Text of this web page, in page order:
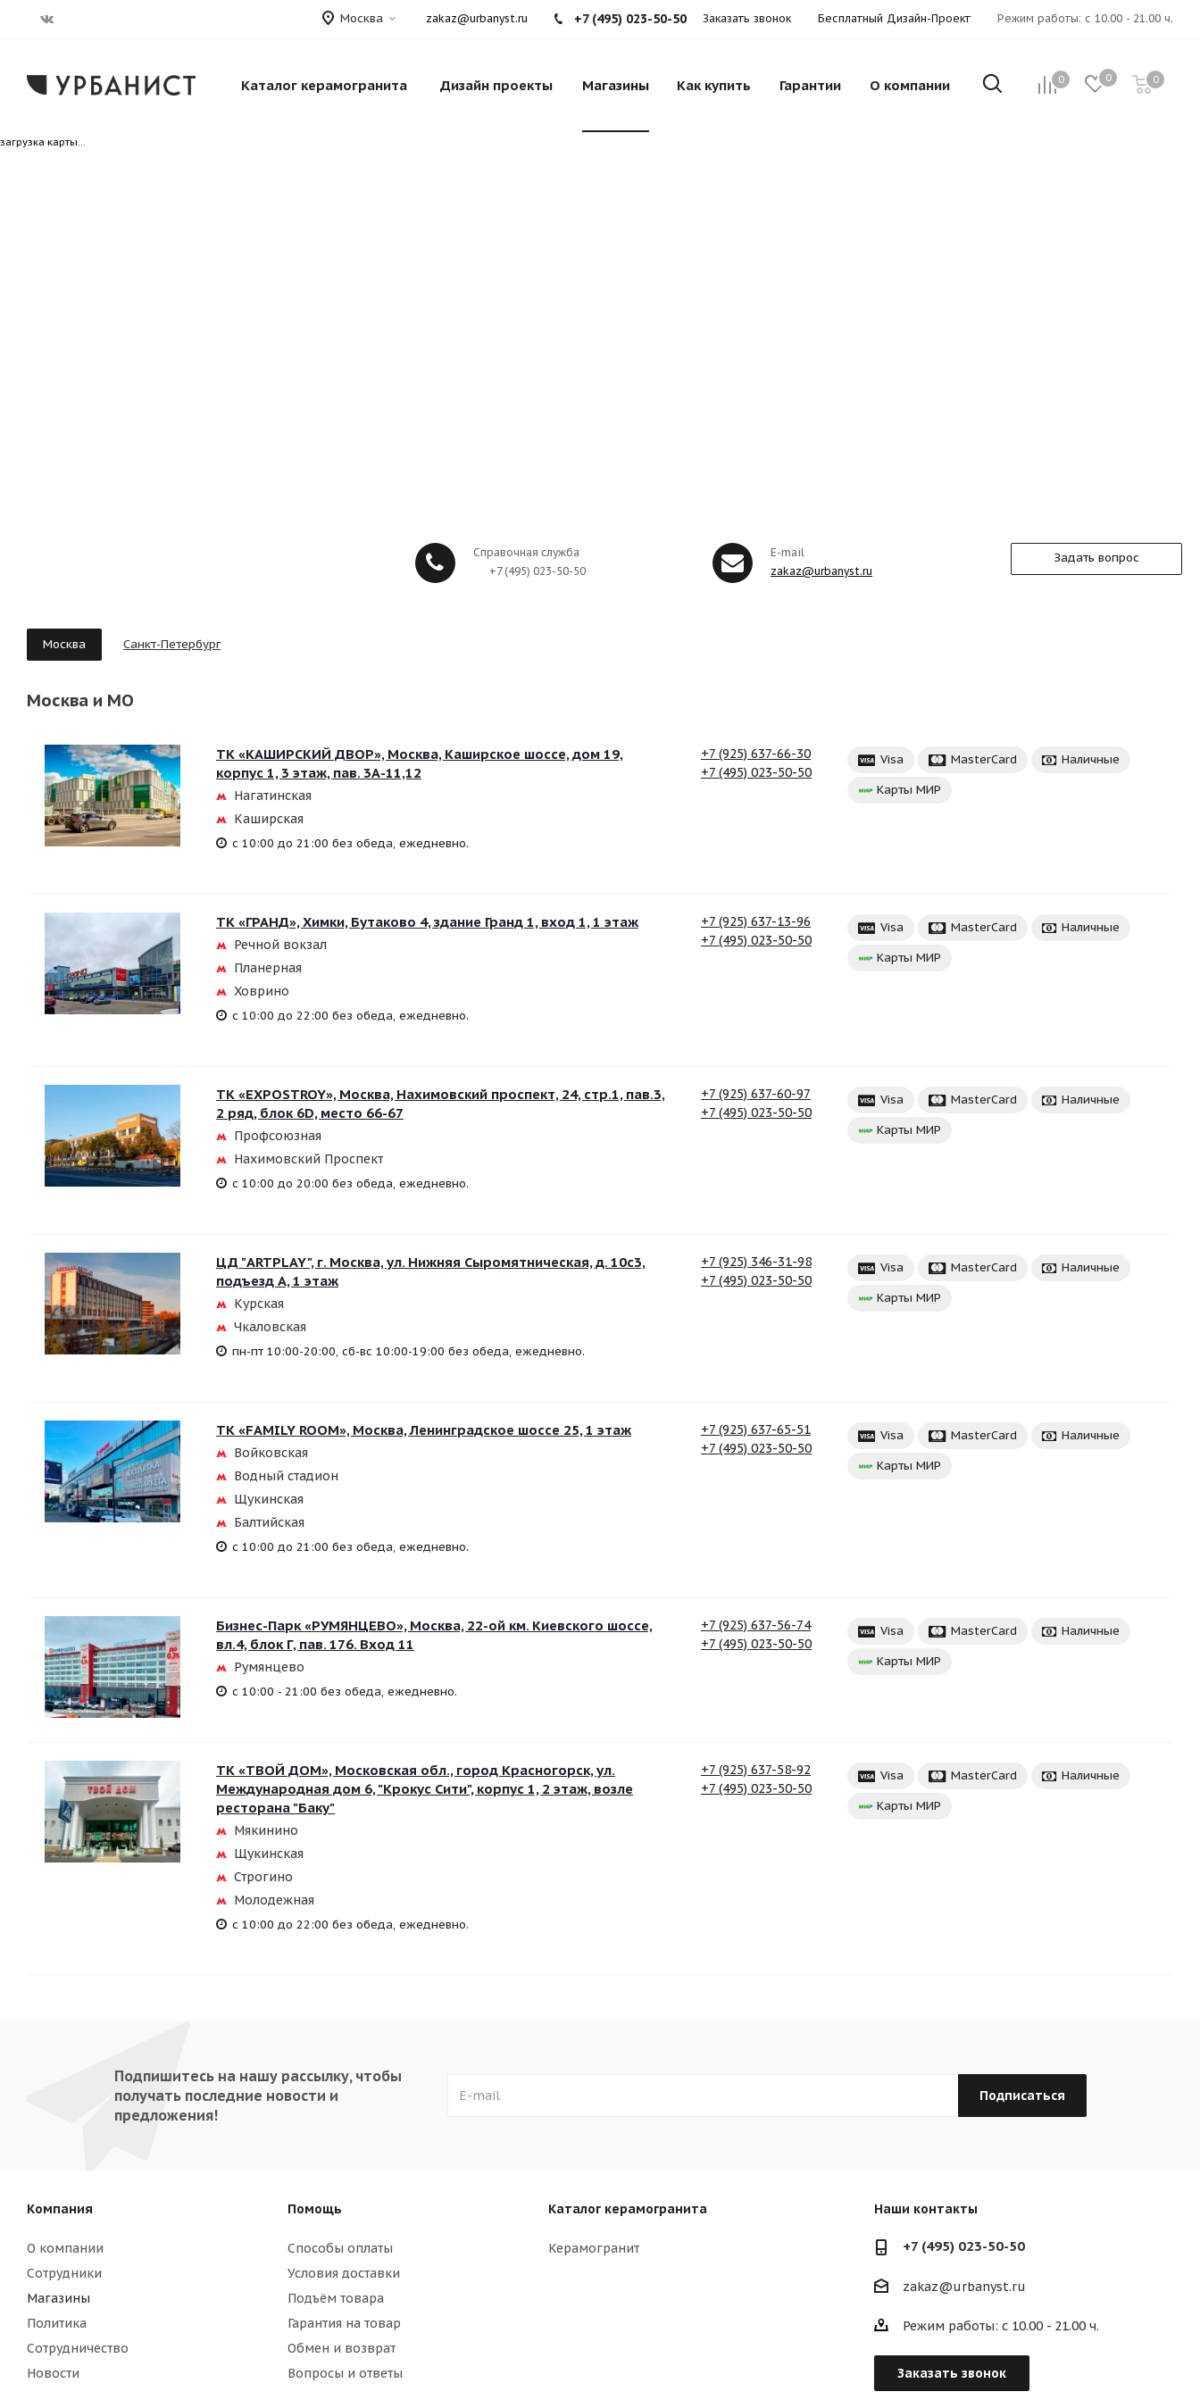
Режим работы: с 10.00 - 21.00 ч.
Бесплатный Дизайн-Проект
+7 (495) 023-50-50 Заказать звонок
Москва zakaz@urbanyst.ru
0 0 0
Каталог керамогранита Дизайн проекты Магазины Как купить Гарантии О компании
загрузка карты...
Справочная служба
+7 (495) 023-50-50
E-mail
zakaz@urbanyst.ru
Задать вопрос
Москва Санкт-Петербург
Москва и МО
ТК «КАШИРСКИЙ ДВОР», Москва, Каширское шоссе, дом 19,
корпус 1, 3 этаж, пав. 3А-11,12
Нагатинская
Каширская
с 10:00 до 21:00 без обеда, ежедневно.
+7 (925) 637-66-30
+7 (495) 023-50-50
Visa MasterCard
Наличные
Карты МИР
ТК «ГРАНД», Химки, Бутаково 4, здание Гранд 1, вход 1, 1 этаж
Речной вокзал
Планерная
Ховрино
с 10:00 до 22:00 без обеда, ежедневно.
+7 (925) 637-13-96
+7 (495) 023-50-50
Visa MasterCard
Наличные
Карты МИР
ТК «EXPOSTROY», Москва, Нахимовский проспект, 24, стр.1, пав.3,
2 ряд, блок 6D, место 66-67
Профсоюзная
Нахимовский Проспект
с 10:00 до 20:00 без обеда, ежедневно.
+7 (925) 637-60-97
+7 (495) 023-50-50
Visa MasterCard
Наличные
Карты МИР
ЦД "ARTPLAY", г. Москва, ул. Нижняя Сыромятническая, д. 10c3,
подъезд А, 1 этаж
Курская
Чкаловская
пн-пт 10:00-20:00, сб-вс 10:00-19:00 без обеда, ежедневно.
+7 (925) 346-31-98
+7 (495) 023-50-50
Visa MasterCard
Наличные
Карты МИР
ТК «FAMILY ROOM», Москва, Ленинградское шоссе 25, 1 этаж
Войковская
Водный стадион
Щукинская
Балтийская
с 10:00 до 21:00 без обеда, ежедневно.
+7 (925) 637-65-51
+7 (495) 023-50-50
Visa MasterCard
Наличные
Карты МИР
Бизнес-Парк «РУМЯНЦЕВО», Москва, 22-ой км. Киевского шоссе,
вл.4, блок Г, пав. 176. Вход 11
Румянцево
с 10:00 - 21:00 без обеда, ежедневно.
+7 (925) 637-56-74
+7 (495) 023-50-50
Visa MasterCard
Наличные
Карты МИР
ТK «ТВОЙ ДОМ», Московская обл., город Красногорск, ул.
Международная дом 6, "Крокус Сити", корпус 1, 2 этаж, возле
ресторана "Баку"
Мякинино
Щукинская
Строгино
Молодежная
с 10:00 до 22:00 без обеда, ежедневно.
+7 (925) 637-58-92
+7 (495) 023-50-50
Visa MasterCard
Наличные
Карты МИР
Подпишитесь на нашу рассылку, чтобы
получать последние новости и
предложения!
Компания
О компании
Сотрудники
Магазины
Политика
Сотрудничество
Новости
Помощь
Способы оплаты
Условия доставки
Подъём товара
Гарантия на товар
Обмен и возврат
Вопросы и ответы
Каталог керамогранита
Керамогранит
Наши контакты
+7 (495) 023-50-50
zakaz@urbanyst.ru
Режим работы: с 10.00 - 21.00 ч.
Заказать звонок